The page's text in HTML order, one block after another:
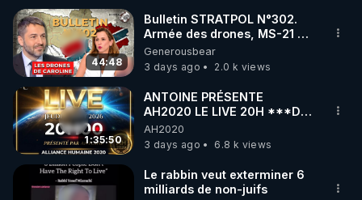
44:48
Bulletin STRATPOL N°302.
Armée des drones, MS-21 en
série, missiles coréens.
07.08.2026.
Generousbear
3 days ago
2.0 k views
1:35:50
ANTOINE PRÉSENTE
AH2020 LE LIVE 20H ***DU
06/08/2026***
AH2020
3 days ago
6.8 k views
Le rabbin veut exterminer 6
milliards de non-juifs